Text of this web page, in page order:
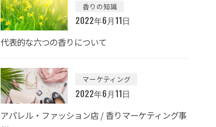
香りの知識
2022年6月11日
代表的な六つの香りについて
マーケティング
2022年6月11日
アパレル・ファッション店 / 香りマーケティング事